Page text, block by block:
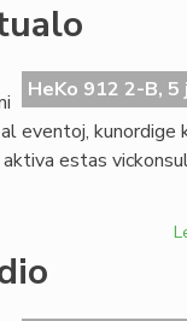
HeKo 912 2-B, 5
eventoj, kunordige
estas